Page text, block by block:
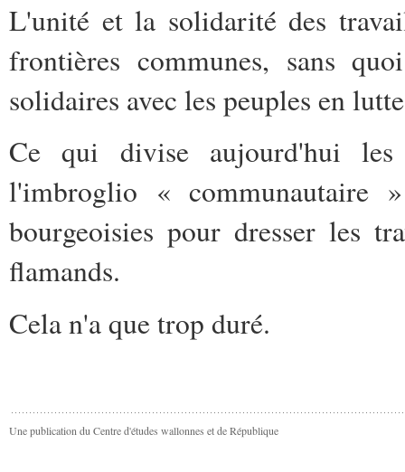
L'unité et la solidarité des
frontières communes, sans
solidaires avec les peuples en
Ce qui divise aujourd'hui les
l'imbroglio « communautaire
bourgeoisies pour dresser les
flamands.
Cela n'a que trop duré.
Une publication du Centre d'études wallonnes et de République